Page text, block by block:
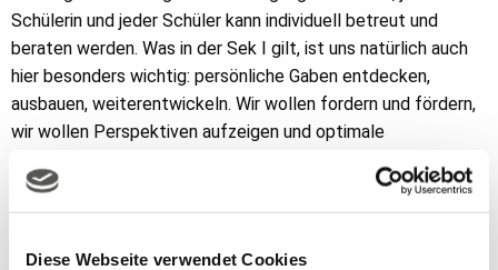
Diese Webseite verwendet Cookies
Schülerin und jeder Schüler kann individuell betreut und
beraten werden. Was in der Sek I gilt, ist uns natürlich auch
hier besonders wichtig: persönliche Gaben entdecken,
ausbauen, weiterentwickeln. Wir wollen fordern und fördern,
wir wollen Perspektiven aufzeigen und optimale
schaffen; das betrifft Fachwissen ebenso wie
verantwortungsvollen Umgang mit dem eigenen Ich und mit